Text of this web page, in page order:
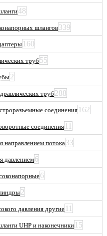
48
шлангов339
160
труб 55
2
труб288
соединения 162
соединения11
направлением потока33
давлением6
6
2
давления другие 11
UHP и наконечники 15